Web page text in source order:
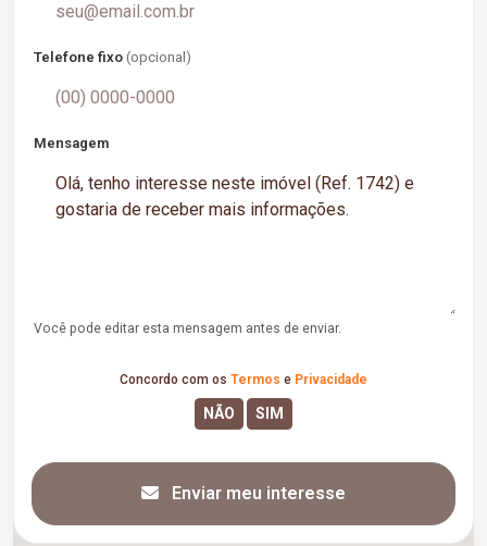
Telefone fixo (opcional)
Mensagem
Você pode editar esta mensagem antes de enviar.
Concordo com os Termos e Privacidade
Enviar meu interesse